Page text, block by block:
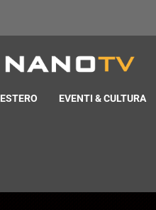
ESTERO EVENTI & CULTURA